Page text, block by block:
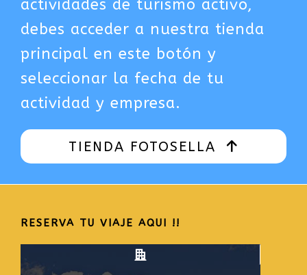
actividades de turismo activo,
debes acceder a nuestra tienda
principal en este botón y
seleccionar la fecha de tu
actividad y empresa.
TIENDA FOTOSELLA
RESERVA TU VIAJE AQUI !!